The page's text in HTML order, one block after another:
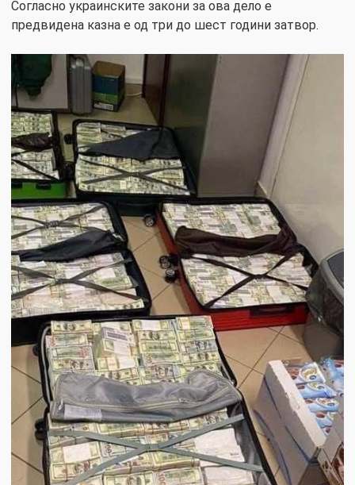
Согласно украинските закони за ова дело е
предвидена казна е од три до шест години затвор.